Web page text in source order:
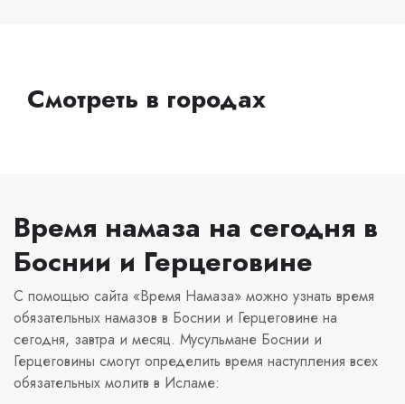
Смотреть в городах
Время намаза на сегодня в
Боснии и Герцеговине
С помощью сайта «Время Намаза» можно узнать время
обязательных намазов в Боснии и Герцеговине на
сегодня, завтра и месяц. Мусульмане Боснии и
Герцеговины смогут определить время наступления всех
обязательных молитв в Исламе: